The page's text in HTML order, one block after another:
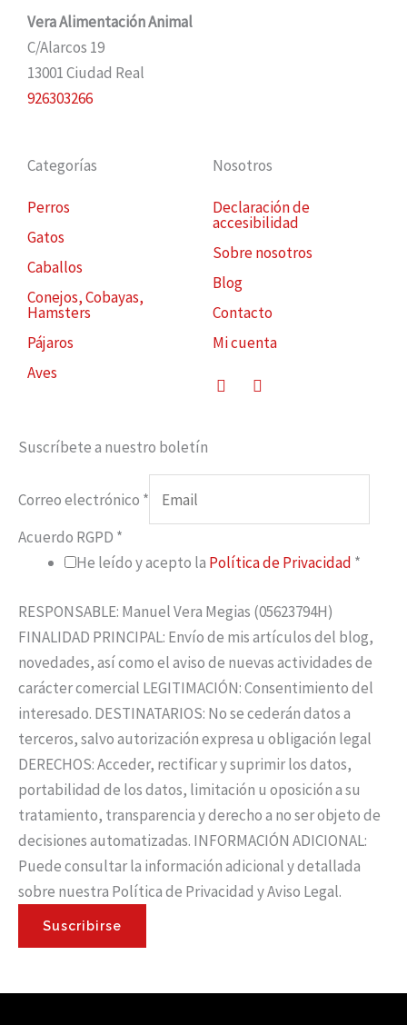
Vera Alimentación Animal
C/Alarcos 19
13001 Ciudad Real
926303266
Categorías
Perros
Gatos
Caballos
Conejos, Cobayas,
Hamsters
Pájaros
Aves
Nosotros
Declaración de
accesibilidad
Sobre nosotros
Blog
Contacto
Mi cuenta
FacebookInstagram
Suscríbete a nuestro boletín
Correo electrónico *
Acuerdo RGPD *
He leído y acepto la Política de Privacidad *
RESPONSABLE: Manuel Vera Megias (05623794H)
FINALIDAD PRINCIPAL: Envío de mis artículos del blog,
novedades, así como el aviso de nuevas actividades de
carácter comercial LEGITIMACIÓN: Consentimiento del
interesado. DESTINATARIOS: No se cederán datos a
terceros, salvo autorización expresa u obligación legal
DERECHOS: Acceder, rectificar y suprimir los datos,
portabilidad de los datos, limitación u oposición a su
tratamiento, transparencia y derecho a no ser objeto de
decisiones automatizadas. INFORMACIÓN ADICIONAL:
Puede consultar la información adicional y detallada
sobre nuestra Política de Privacidad y Aviso Legal.
Suscribirse